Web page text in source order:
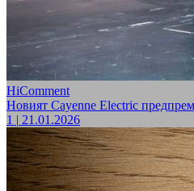
HiComment
Новият Cayenne Electric
1 | 21.01.2026